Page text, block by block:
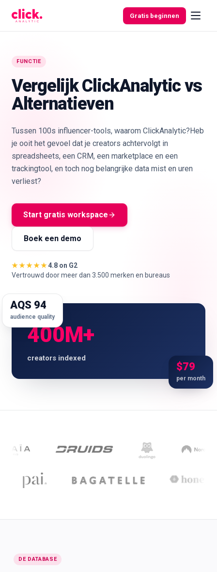
Gratis beginnen
Gratis
🇳🇱
FUNCTIE
Vergelijk ClickAnalytic vs
Alternatieven
Tussen 100s influencer-tools, waarom ClickAnalytic?Heb
je ooit het gevoel dat je creators achtervolgt in
spreadsheets, een CRM, een marketplace en een
trackingtool, en toch nog belangrijke data mist en uren
verliest?
Start gratis workspace
Boek een demo
★★★★★4.8 on G2
Vertrouwd door meer dan 3.500 merken en bureaus
400M+
creators indexed
AQS 94
audience quality
$79
per month
DE DATABASE